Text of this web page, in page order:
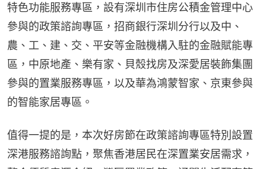
特色功能服務專區，設有深圳市住房公積金管理中心
參與的政策諮詢專區，招商銀行深圳分行以及中、
農、工、建、交、平安等金融機構入駐的金融賦能專
區，中原地產、樂有家、貝殼找房及深愛居裝飾集團
參與的置業服務專區，以及華為鴻蒙智家、京東參與
的智能家居專區。
值得一提的是，本次好房節在政策諮詢專區特別設置
深港服務諮詢點，聚焦香港居民在深置業安居需求，